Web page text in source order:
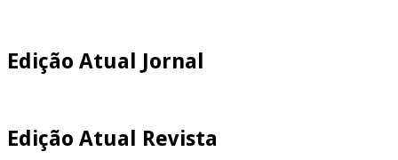
Edição Atual Jornal
Edição Atual Revista